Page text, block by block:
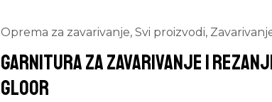
Oprema za zavarivanje, Svi proizvodi,
Garnitura za zavarivanje i
Gloor